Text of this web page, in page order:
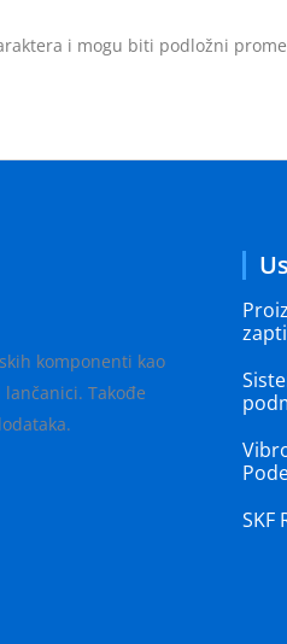
i mogu biti podložni
komponenti kao
Takođe
SKF